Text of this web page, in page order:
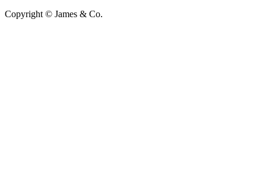
Copyright © James & Co.